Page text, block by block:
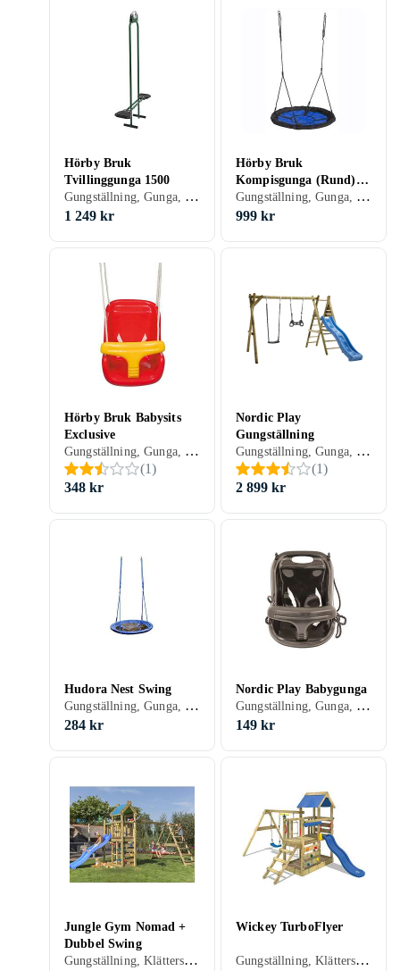
Hörby Bruk
Tvillinggunga 1500
Gungställning, Gunga, Plast/Polyester, Trä, Tvillinggunga
1 249 kr
Hörby Bruk
Kompisgunga (Rund)
Ø98cm
Gungställning, Gunga, Plast/Polyester, Trä, Kompisgunga, 150 kg
999 kr
Hörby Bruk Babysits
Exclusive
Gungställning, Gunga, Plast/Polyester, Trä, Babygunga, 25 kg
(1)
348 kr
Nordic Play
Gungställning
Gungställning, Gunga, Stål/Järn, Plast/Polyester, Trä, 50 kg
(1)
2 899 kr
Hudora Nest Swing
Gungställning, Gunga, Plast/Polyester, Kompisgunga, 100 kg
284 kr
Nordic Play Babygunga
Gungställning, Gunga, Plast/Polyester, Babygunga
149 kr
Jungle Gym Nomad +
Dubbel Swing
Gungställning, Klätterställning, Rutschkana, Lekstuga & Lektorn, Gunga, Plast/Polyester, Trä
Wickey TurboFlyer
Gungställning, Klätterställning, Rutschkana, Lekstuga & Lektorn, Gunga, Trä